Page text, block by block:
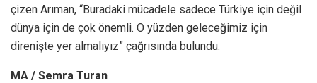
çizen Arıman, “Buradaki mücadele sadece Türkiye için değil
dünya için de çok önemli. O yüzden geleceğimiz için
direnişte yer almalıyız” çağrısında bulundu.
MA / Semra Turan